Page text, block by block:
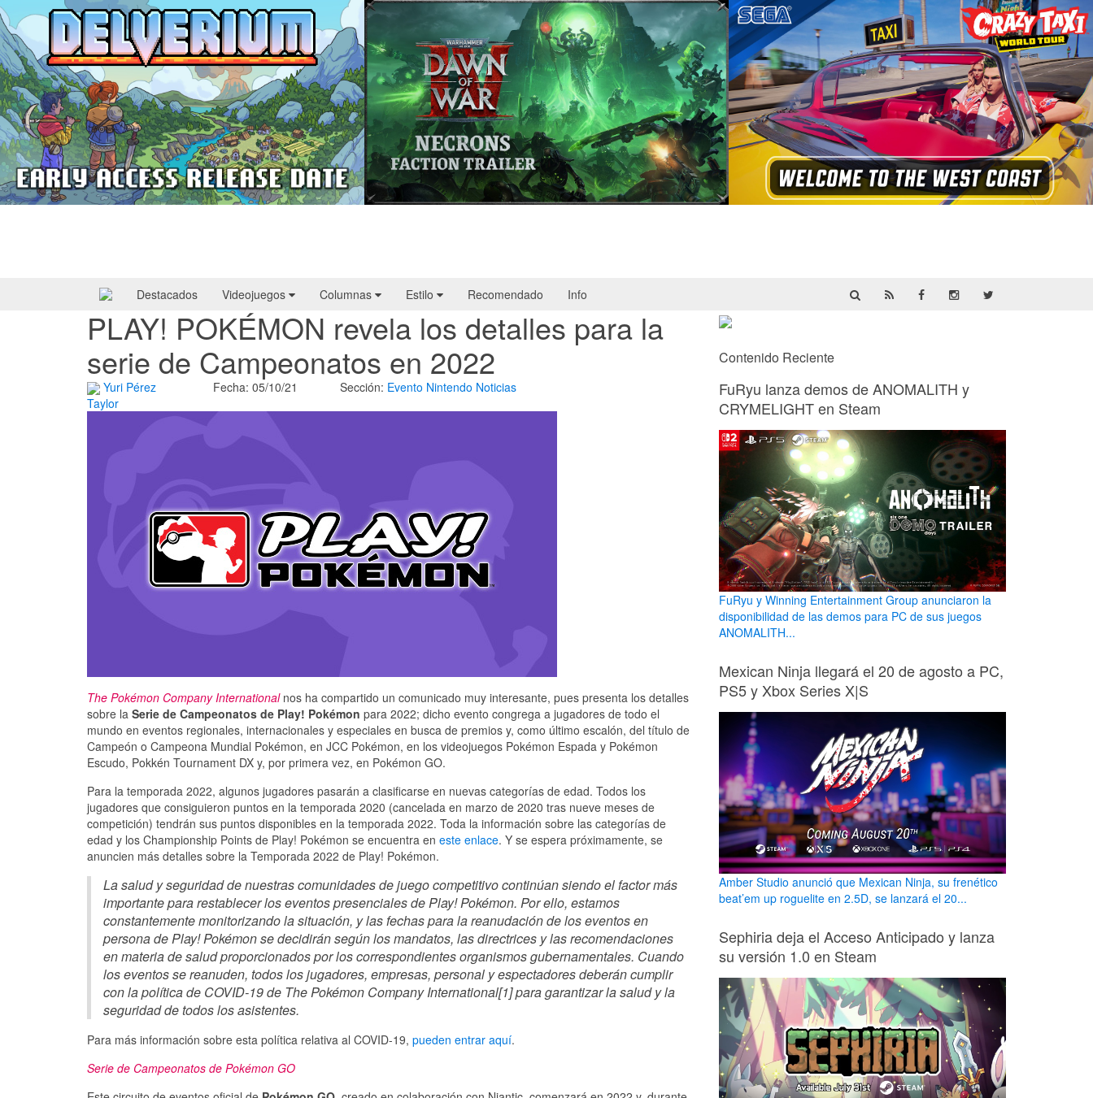
Destacados Videojuegos Columnas Estilo Recomendado Info
PLAY! POKÉMON revela los detalles para la
serie de Campeonatos en 2022
Yuri Pérez
Taylor
Fecha: 05/10/21 Sección: Evento Nintendo Noticias
The Pokémon Company Internationalnos ha compartido un comunicado muy interesante, pues presenta los detalles
sobre la Serie de Campeonatos de Play! Pokémon para 2022; dicho evento congrega a jugadores de todo el
mundo en eventos regionales, internacionales y especiales en busca de premios y, como último escalón, del título de
Campeón o Campeona Mundial Pokémon, en JCC Pokémon, en los videojuegos Pokémon Espada y Pokémon
Escudo, Pokkén Tournament DX y, por primera vez, en Pokémon GO.
Para la temporada 2022, algunos jugadores pasarán a clasificarse en nuevas categorías de edad. Todos los
jugadores que consiguieron puntos en la temporada 2020 (cancelada en marzo de 2020 tras nueve meses de
competición) tendrán sus puntos disponibles en la temporada 2022. Toda la información sobre las categorías de
edad y los Championship Points de Play! Pokémon se encuentra en este enlace. Y se espera próximamente, se
anuncien más detalles sobre la Temporada 2022 de Play! Pokémon.
La salud y seguridad de nuestras comunidades de juego competitivo continúan siendo el factor más
importante para restablecer los eventos presenciales de Play! Pokémon. Por ello, estamos
constantemente monitorizando la situación, y las fechas para la reanudación de los eventos en
persona de Play! Pokémon se decidirán según los mandatos, las directrices y las recomendaciones
en materia de salud proporcionados por los correspondientes organismos gubernamentales. Cuando
los eventos se reanuden, todos los jugadores, empresas, personal y espectadores deberán cumplir
con la política de COVID-19 de The Pokémon Company International[1] para garantizar la salud y la
seguridad de todos los asistentes.
Para más información sobre esta política relativa al COVID-19, pueden entrar aquí.
Serie de Campeonatos de Pokémon GO
Contenido Reciente
FuRyu lanza demos de ANOMALITH y
CRYMELIGHT en Steam
FuRyu y Winning Entertainment Group anunciaron la
disponibilidad de las demos para PC de sus juegos
ANOMALITH...
Mexican Ninja llegará el 20 de agosto a PC,
PS5 y Xbox Series X|S
Amber Studio anunció que Mexican Ninja, su frenético
beat’em up roguelite en 2.5D, se lanzará el 20...
Sephiria deja el Acceso Anticipado y lanza
su versión 1.0 en Steam